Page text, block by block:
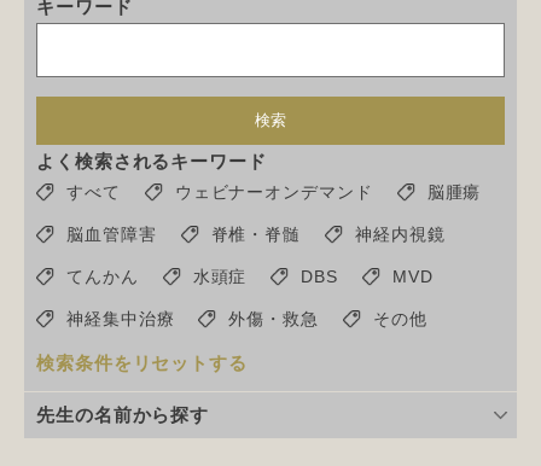
キーワード
検索
よく検索されるキーワード
すべて ウェビナーオンデマンド 脳腫瘍
脳血管障害 脊椎・脊髄 神経内視鏡
てんかん 水頭症 DBS MVD
神経集中治療 外傷・救急 その他
検索条件をリセットする
先生の名前から探す